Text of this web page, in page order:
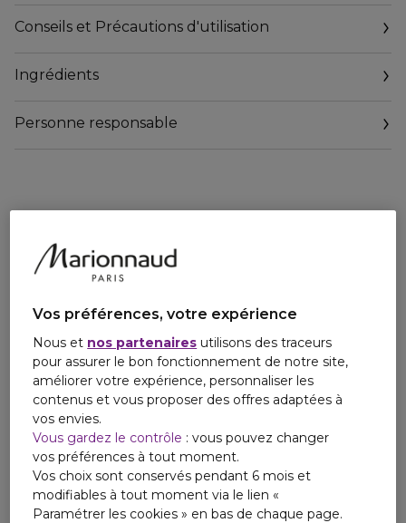
Formulé avec la Technologie ActiveForce™, ce produit
carnation tout en résistant à la chaleur, à l’humidité et aux
fraîcheur et de naturel sans aucune retouche. Grâce à
l’association innovante de la Poudre Time Match, du Gel
antioxydantes, en poudre de nacre réflectrice de lumière,
en acide hyaluronique pour une hydratation instantanée et
en Poudre Smart Correcting pour sublimer la texture de la
peau et illuminer l’éclat du teint, cette formule inédite
assure une couvrance sur mesure totalement homogène
pendant 24 heures.
Présentée dans un boîtier compact aux lignes épurées
ourlé de la fine bande rouge signature de la marque, cette
poudre offre une tenue impeccable à l’épreuve de la
transpiration, de l’eau et de l’humidité, et régule la brillance
huit heures durant.
Organisées en cinq gradations selon leur profondeur et leur
intensité, les 16 teintes disponibles – qui puisent leur nom
Conseils et Précautions d'utilisation
Ingrédients
Personne responsable
Vos préférences, votre expérience
Nous et nos partenaires utilisons des traceurs
pour assurer le bon fonctionnement de notre site,
améliorer votre expérience, personnaliser les
contenus et vous proposer des offres adaptées à
vos envies.
Vous gardez le contrôle : vous pouvez changer
vos préférences à tout moment.
Vos choix sont conservés pendant 6 mois et
modifiables à tout moment via le lien «
Paramétrer les cookies » en bas de chaque page.